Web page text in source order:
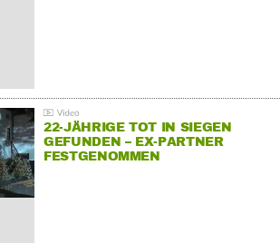
22-JÄHRIGE TOT IN SIEGEN
GEFUNDEN – EX-PARTNER
FESTGENOMMEN